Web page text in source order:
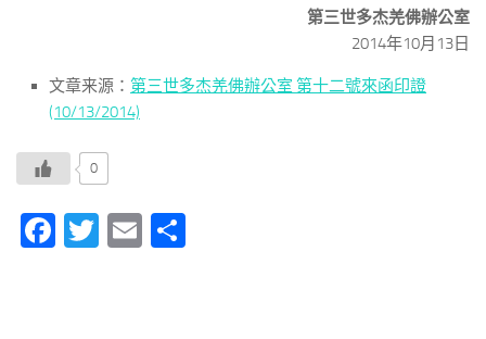
第三世多杰羌佛辦公室
2014年10月13日
文章来源： 第三世多杰羌佛辦公室 第十二號來函印證
(10/13/2014)
0
Facebook
Twitter
Email